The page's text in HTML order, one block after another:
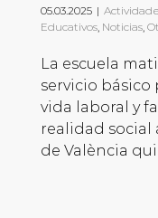
05.03.2025 |
Educativos, Noticias,
La escuela
servicio básico
vida laboral y
realidad social
de València